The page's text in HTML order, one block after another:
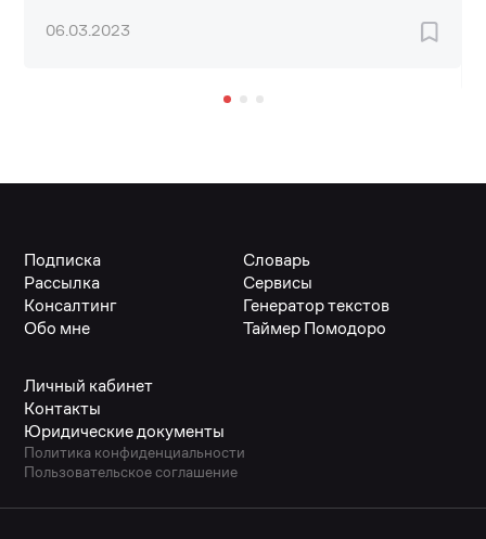
06.03.2023
Подписка
Рассылка
Консалтинг
Обо мне
Словарь
Сервисы
Генератор текстов
Таймер Помодоро
Личный кабинет
Контакты
Юридические документы
Политика конфиденциальности
Пользовательское соглашение